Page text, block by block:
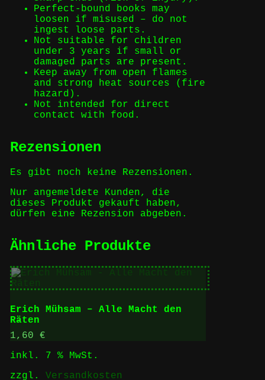
Perfect-bound books may
loosen if misused – do not
ingest loose parts.
Not suitable for children
under 3 years if small or
damaged parts are present.
Keep away from open flames
and strong heat sources (fire
hazard).
Not intended for direct
contact with food.
Rezensionen
Es gibt noch keine Rezensionen.
Nur angemeldete Kunden, die
dieses Produkt gekauft haben,
dürfen eine Rezension abgeben.
Ähnliche Produkte
Erich Mühsam – Alle Macht den
Räten
1,60 €
inkl. 7 % MwSt.
zzgl. Versandkosten